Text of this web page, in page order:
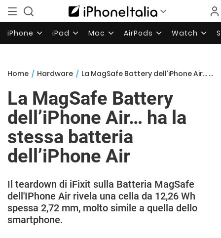
iPhone iPad Mac AirPods Watch
Home / Hardware / La MagSafe Battery dell’iPhone Air… ha la stessa batteria dell’iPhone Air
La MagSafe Battery
dell’iPhone Air… ha la
stessa batteria
dell’iPhone Air
Il teardown di iFixit sulla Batteria MagSafe
dell'IPhone Air rivela una cella da 12,26 Wh
spessa 2,72 mm, molto simile a quella dello
smartphone.